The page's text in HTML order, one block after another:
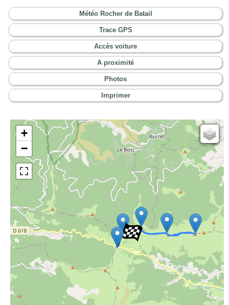
Météo Rocher de Batail
Trace GPS
Accès voiture
A proximité
Photos
Imprimer
+
−
Cartes IGN
Open Topo Map
Open Street Map
ESRI Word Imagery